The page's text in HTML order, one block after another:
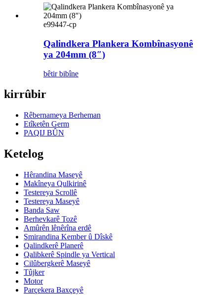
e99447-cp
Qalindkera Plankera Kombînasyonê
ya 204mm (8″)
bêtir bibîne
kirrûbir
Rêbernameya Berheman
Etîketên Germ
PAQIJ BÛN
Ketelog
Hêrandina Maseyê
Makîneya Qulkirinê
Testereya Scrollê
Testereya Maseyê
Banda Saw
Berhevkarê Tozê
Amûrên lênêrîna erdê
Şmirandina Kember û Dîskê
Qalindkerê Planerê
Qalibkerê Spindle ya Vertical
Cilûbergkerê Maseyê
Tûjker
Motor
Parçekera Baxçeyê